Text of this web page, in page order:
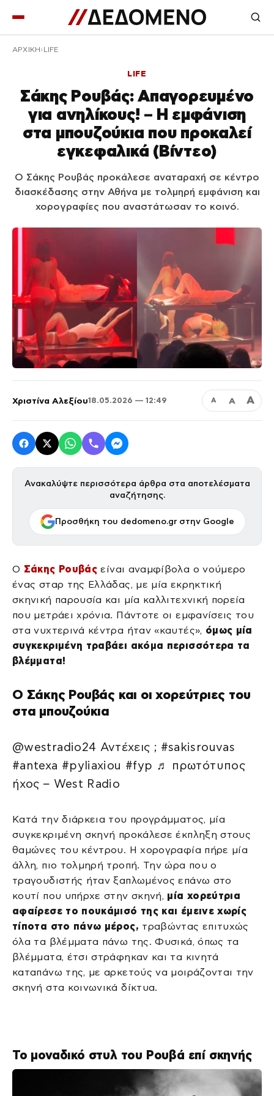
ΑΡΧΙΚΉ LIFE
LIFE
Σάκης Ρουβάς: Απαγορευμένο
για ανηλίκους! – Η εμφάνιση
στα μπουζούκια που προκαλεί
εγκεφαλικά (Βίντεο)
Ο Σάκης Ρουβάς προκάλεσε αναταραχή σε κέντρο
διασκέδασης στην Αθήνα με τολμηρή εμφάνιση και
χορογραφίες που αναστάτωσαν το κοινό.
Χριστίνα Αλεξίου18.05.2026 — 12:49 Α Α Α
Ανακαλύψτε περισσότερα άρθρα στα αποτελέσματα
αναζήτησης.
Προσθήκη του dedomeno.gr στην Google
Ο Σάκης Ρουβάς είναι αναμφίβολα ο νούμερο
ένας σταρ της Ελλάδας, με μία εκρηκτική
σκηνική παρουσία και μία καλλιτεχνική πορεία
που μετράει χρόνια. Πάντοτε οι εμφανίσεις του
στα νυχτερινά κέντρα ήταν «καυτές», όμως μία
συγκεκριμένη τραβάει ακόμα περισσότερα τα
βλέμματα!
Ο Σάκης Ρουβάς και οι χορεύτριες του
στα μπουζούκια
@westradio24 Αντέχεις ; #sakisrouvas
#antexa #pyliaxiou #fyp ♬ πρωτότυπος
ήχος – West Radio
Κατά την διάρκεια του προγράμματος, μία
συγκεκριμένη σκηνή προκάλεσε έκπληξη στους
θαμώνες του κέντρου. Η χορογραφία πήρε μία
άλλη, πιο τολμηρή τροπή. Την ώρα που ο
τραγουδιστής ήταν ξαπλωμένος επάνω στο
κουτί που υπήρχε στην σκηνή, μία χορεύτρια
αφαίρεσε το πουκάμισό της και έμεινε χωρίς
τίποτα στο πάνω μέρος, τραβώντας επιτυχώς
όλα τα βλέμματα πάνω της. Φυσικά, όπως τα
βλέμματα, έτσι στράφηκαν και τα κινητά
καταπάνω της, με αρκετούς να μοιράζονται την
σκηνή στα κοινωνικά δίκτυα.
Το μοναδικό στυλ του Ρουβά επί σκηνής